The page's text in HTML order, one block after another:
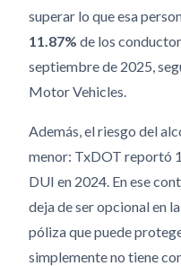
superar lo que esa
11.87% de los
septiembre de 2025,
Motor Vehicles.
Además, el riesgo del
menor: TxDOT reportó
DUI en 2024. En ese
deja de ser opcional en
póliza que puede
simplemente no tiene